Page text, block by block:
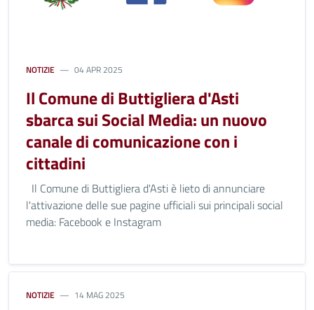
NOTIZIE 04 APR 2025
Il Comune di Buttigliera d'Asti
sbarca sui Social Media: un nuovo
canale di comunicazione con i
cittadini
Il Comune di Buttigliera d'Asti è lieto di annunciare
l'attivazione delle sue pagine ufficiali sui principali social
media: Facebook e Instagram
NOTIZIE 14 MAG 2025